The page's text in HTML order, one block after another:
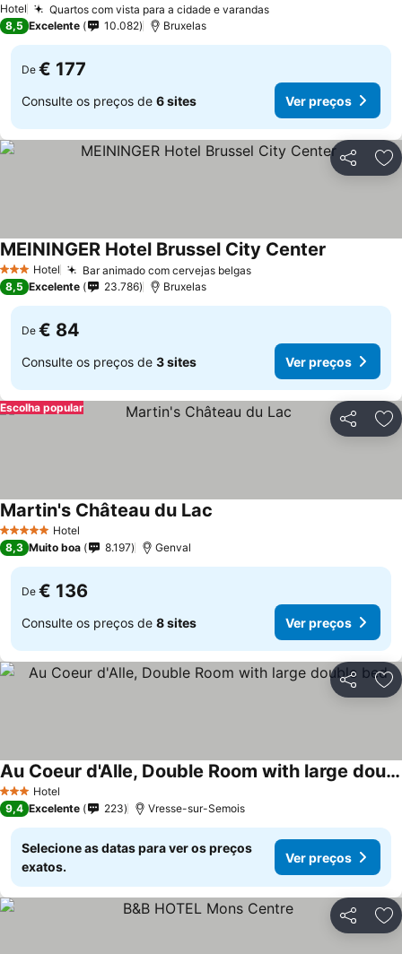
Hotel Quartos com vista para a cidade e varandas
8,5 Excelente 10.082 Bruxelas
De € 177
Consulte os preços de 6 sites Ver preços
Partilhar
3 EstrelasHotel Bar animado com cervejas belgas
MEININGER Hotel Brussel City Center
8,5 Excelente 23.786 Bruxelas
De € 84
Consulte os preços de 3 sites Ver preços
Partilhar
Escolha popular
5 Estrelas Hotel
Martin's Château du Lac
8,3 Muito boa 8.197 Genval
De € 136
Consulte os preços de 8 sites Ver preços
Partilhar
3 EstrelasHotel
Au Coeur d'Alle, Double Room with large double bed
9,4 Excelente 223 Vresse-sur-Semois
Selecione as datas para ver os preços
exatos.
Ver preços
Partilhar